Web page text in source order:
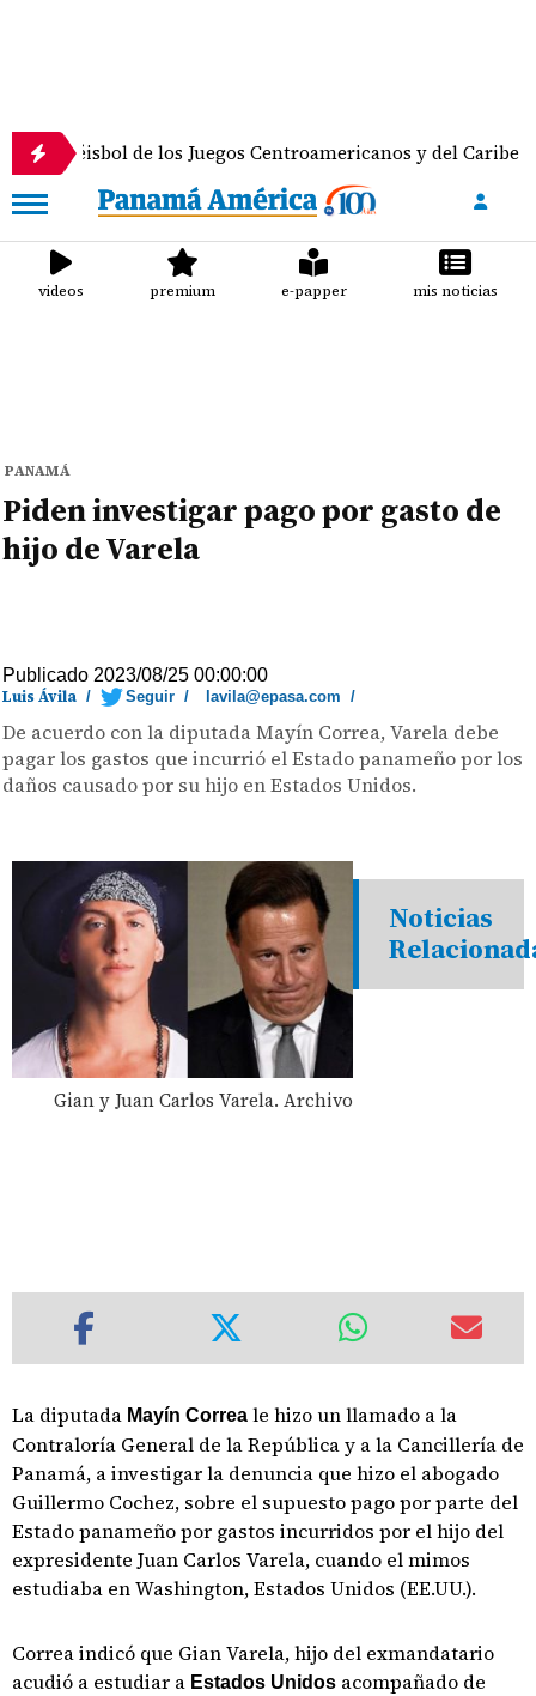
de los Juegos Centroamericanos y del Caribe
videos premium e-papper mis noticias
PANAMÁ
Piden investigar pago por gasto de
hijo de Varela
Publicado 2023/08/25 00:00:00
Luis Ávila / Seguir / lavila@epasa.com /
De acuerdo con la diputada Mayín Correa, Varela debe
pagar los gastos que incurrió el Estado panameño por los
daños causado por su hijo en Estados Unidos.
Gian y Juan Carlos Varela. Archivo
Noticias
La diputada Mayín Correa le hizo un llamado a la
Contraloría General de la República y a la Cancillería de
Panamá, a investigar la denuncia que hizo el abogado
Guillermo Cochez, sobre el supuesto pago por parte del
Estado panameño por gastos incurridos por el hijo del
expresidente Juan Carlos Varela, cuando el mimos
estudiaba en Washington, Estados Unidos (EE.UU.).
Correa indicó que Gian Varela, hijo del exmandatario
acudió a estudiar a Estados Unidos acompañado de